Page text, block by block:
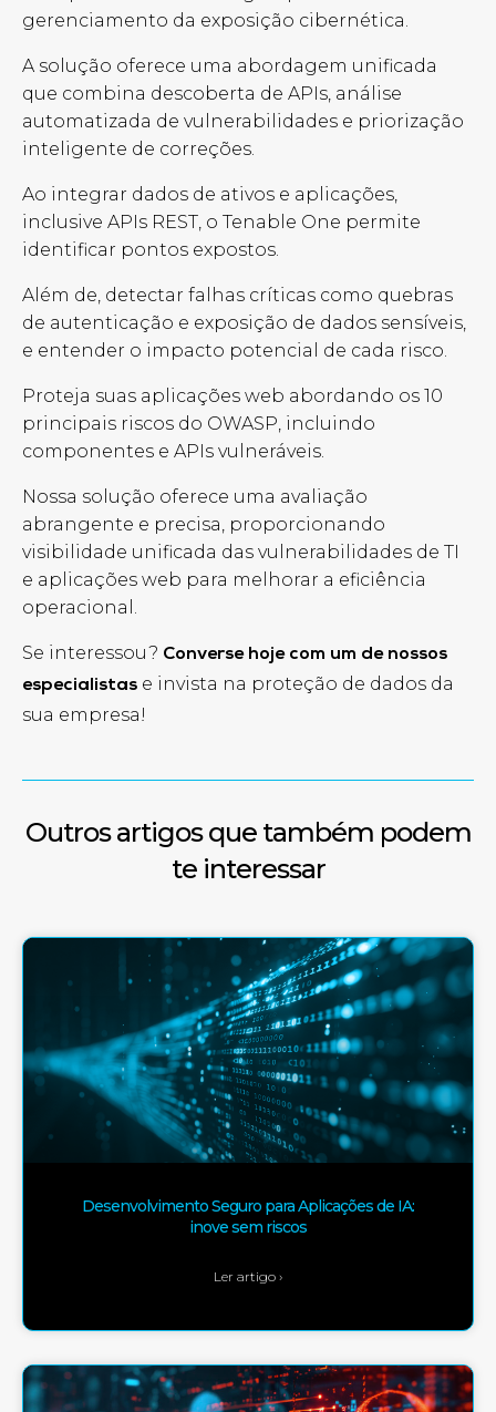
gerenciamento da exposição cibernética.
A solução oferece uma abordagem unificada
que combina descoberta de APIs, análise
automatizada de vulnerabilidades e priorização
inteligente de correções.
Ao integrar dados de ativos e aplicações,
inclusive APIs REST, o Tenable One permite
identificar pontos expostos.
Além de, detectar falhas críticas como quebras
de autenticação e exposição de dados sensíveis,
e entender o impacto potencial de cada risco.
Proteja suas aplicações web abordando os 10
principais riscos do OWASP, incluindo
componentes e APIs vulneráveis.
Nossa solução oferece uma avaliação
abrangente e precisa, proporcionando
visibilidade unificada das vulnerabilidades de TI
e aplicações web para melhorar a eficiência
operacional.
Se interessou? Converse hoje com um de nossos
especialistas e invista na proteção de dados da
sua empresa!
Outros artigos que também podem
te interessar
Desenvolvimento Seguro para Aplicações de IA:
inove sem riscos
Ler artigo ›